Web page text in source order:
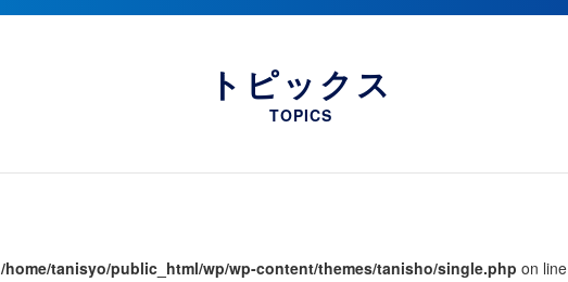
トピックス
TOPICS
/home/tanisyo/public_html/wp/wp-content/themes/tanisho/single.php on line